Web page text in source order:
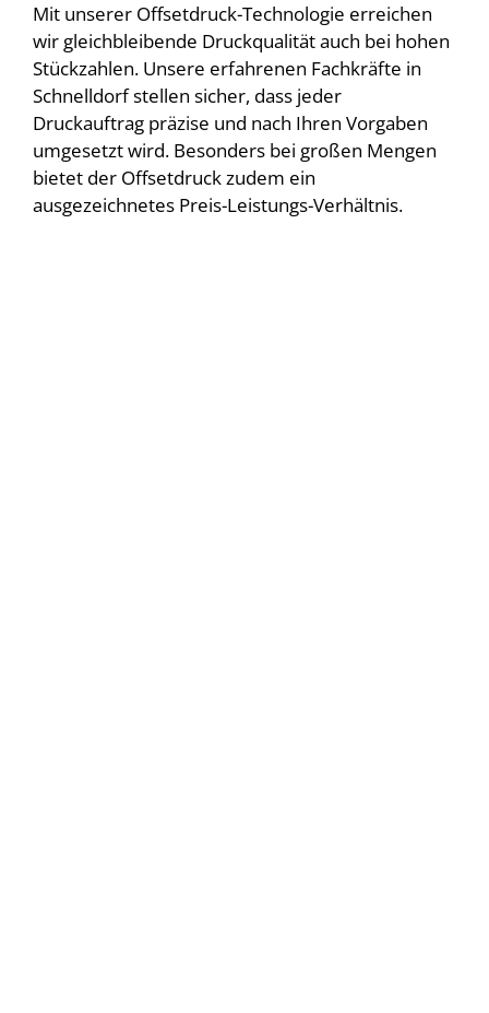
Mit unserer Offsetdruck-Technologie erreichen
wir gleichbleibende Druckqualität auch bei hohen
Stückzahlen. Unsere erfahrenen Fachkräfte in
Schnelldorf stellen sicher, dass jeder
Druckauftrag präzise und nach Ihren Vorgaben
umgesetzt wird. Besonders bei großen Mengen
bietet der Offsetdruck zudem ein
ausgezeichnetes Preis-Leistungs-Verhältnis.